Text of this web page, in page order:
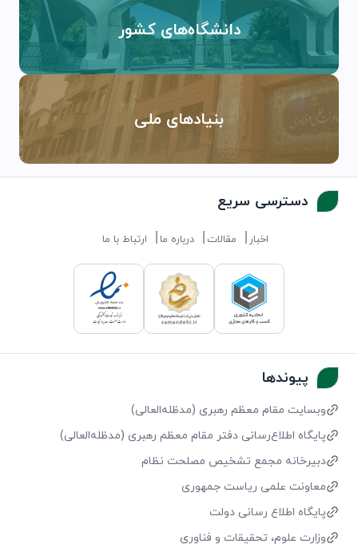
دانشگاه‌های کشور
بنیادهای ملی
دسترسی سریع
اخبار مقالات درباره ما ارتباط با ما
پیوندها
وبسایت مقام معظم رهبری (مد‌ظله‌العالی)
پایگاه اطلاع‌رسانی دفتر مقام معظم رهبری (مد‌ظله‌العالی)
دبیرخانه مجمع تشخیص مصلحت نظام
معاونت علمی ریاست جمهوری
پایگاه اطلاع رسانی دولت
وزارت علوم، تحقیقات و فناوری